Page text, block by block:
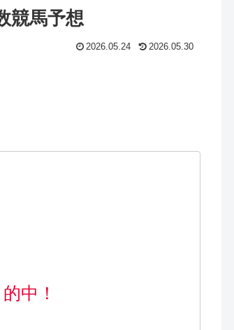
競馬予想
2026.05.24 2026.05.30
中！